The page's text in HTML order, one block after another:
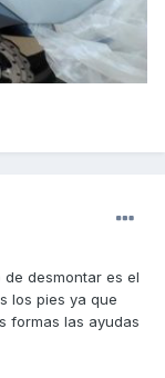
desmontar es el
los pies ya que
formas las ayudas